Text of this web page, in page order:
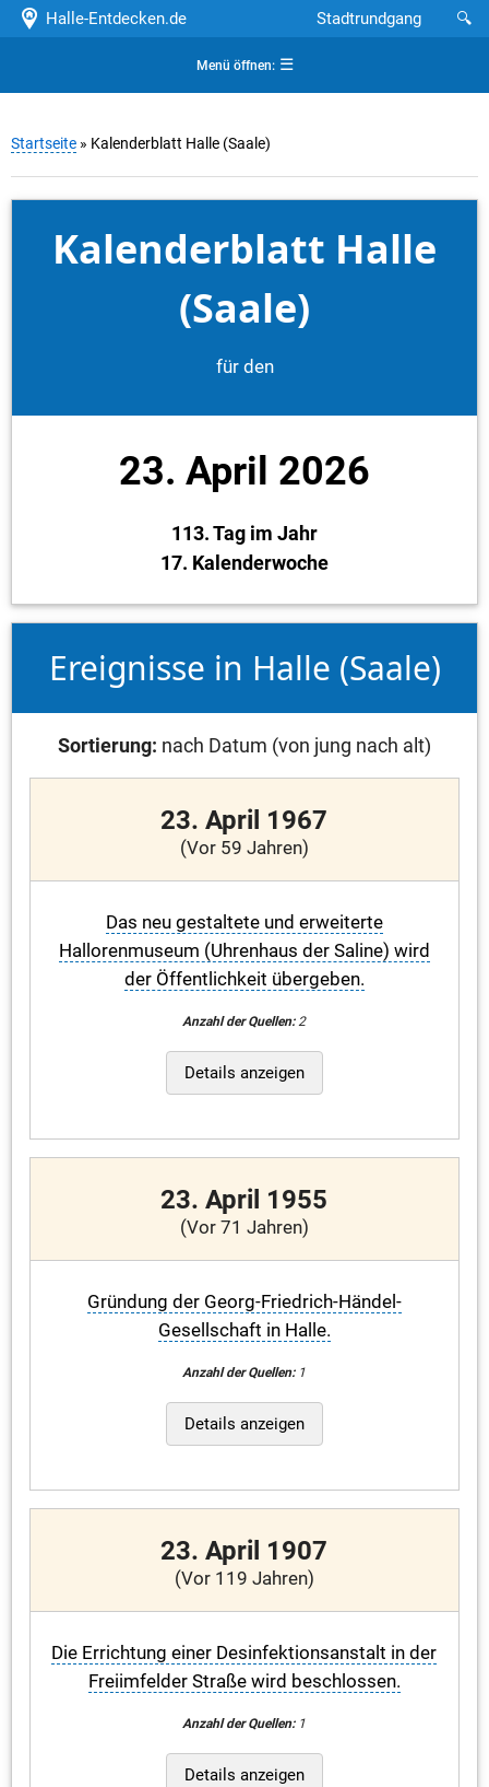
Halle-Entdecken.de 🔍
Stadtrundgang
Menü öffnen:☰
Startseite » Kalenderblatt Halle (Saale)
Kalenderblatt Halle
(Saale)
für den
23. April 2026
113. Tag im Jahr
17. Kalenderwoche
Ereignisse in Halle (Saale)
Sortierung: nach Datum (von jung nach alt)
23. April 1967
(Vor 59 Jahren)
Das neu gestaltete und erweiterte
Hallorenmuseum (Uhrenhaus der Saline) wird
der Öffentlichkeit übergeben.
Anzahl der Quellen:2
Details anzeigen
23. April 1955
(Vor 71 Jahren)
Gründung der Georg-Friedrich-Händel-
Gesellschaft in Halle.
Anzahl der Quellen:1
Details anzeigen
23. April 1907
(Vor 119 Jahren)
Die Errichtung einer Desinfektionsanstalt in der
Freiimfelder Straße wird beschlossen.
Anzahl der Quellen:1
Details anzeigen